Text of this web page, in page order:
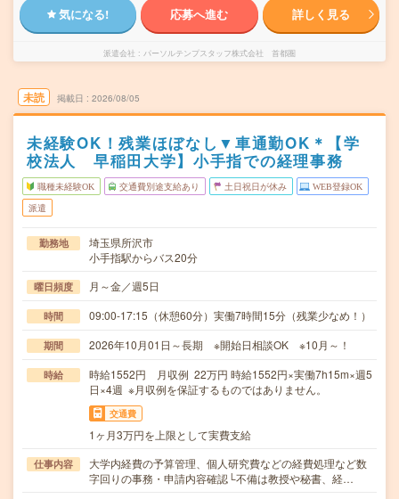
気になる! 応募へ進む 詳しく見る
派遣会社 パーソルテンプスタッフ株式会社 首都圏
未読 掲載日 2026/08/05
未経験OK！残業ほぼなし▼車通勤OK＊【学
校法人 早稲田大学】小手指での経理事務
職種未経験OK 交通費別途支給あり 土日祝日が休み WEB登録OK
派遣
勤務地
埼玉県所沢市
小手指駅からバス20分
曜日頻度 月～金／週5日
時間 09:00-17:15（休憩60分）実働7時間15分（残業少なめ！）
期間 2026年10月01日～長期 ※開始日相談OK ※10月～！
時給
時給1552円 月収例 22万円 時給1552円×実働7h15m×週5
日×4週 ※月収例を保証するものではありません。
交通費
1ヶ月3万円を上限として実費支給
仕事内容
大学内経費の予算管理、個人研究費などの経費処理など数
字回りの事務・申請内容確認└不備は教授や秘書、経…